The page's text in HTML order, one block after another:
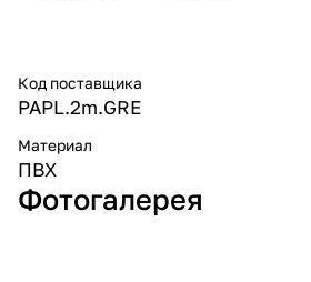
Код поставщика
PAPL.2m.GRE
Материал
ПВХ
Фотогалерея